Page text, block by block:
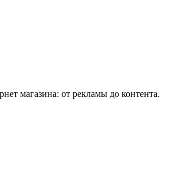
магазина: от рекламы до контента.